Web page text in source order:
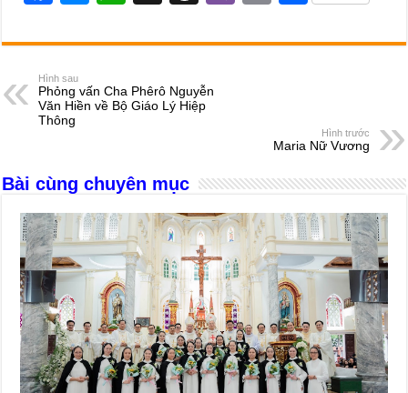
c
e
b
o
k
ss
e
n
at
A
e
a
d
er ail ar
Hình sau
Phỏng vấn Cha Phêrô Nguyễn
Văn Hiền về Bộ Giáo Lý Hiệp
Thông
Hình trước
Maria Nữ Vương
Bài cùng chuyên mục